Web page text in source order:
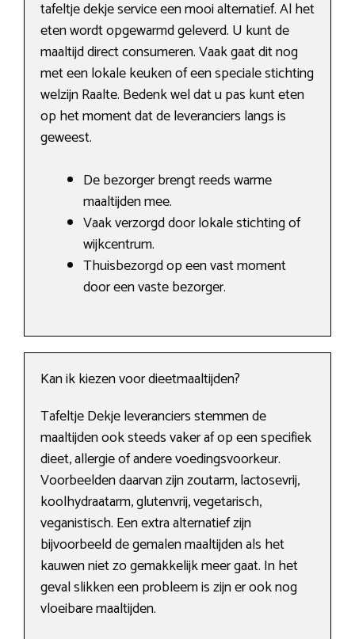
tafeltje dekje service een mooi alternatief. Al het
eten wordt opgewarmd geleverd. U kunt de
maaltijd direct consumeren. Vaak gaat dit nog
met een lokale keuken of een speciale stichting
welzijn Raalte. Bedenk wel dat u pas kunt eten
op het moment dat de leveranciers langs is
geweest.
De bezorger brengt reeds warme
maaltijden mee.
Vaak verzorgd door lokale stichting of
wijkcentrum.
Thuisbezorgd op een vast moment
door een vaste bezorger.
Kan ik kiezen voor dieetmaaltijden?
Tafeltje Dekje leveranciers stemmen de
maaltijden ook steeds vaker af op een specifiek
dieet, allergie of andere voedingsvoorkeur.
Voorbeelden daarvan zijn zoutarm, lactosevrij,
koolhydraatarm, glutenvrij, vegetarisch,
veganistisch. Een extra alternatief zijn
bijvoorbeeld de gemalen maaltijden als het
kauwen niet zo gemakkelijk meer gaat. In het
geval slikken een probleem is zijn er ook nog
vloeibare maaltijden.